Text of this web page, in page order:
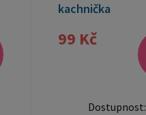
kachnička
99 Kč
Dostupnost: